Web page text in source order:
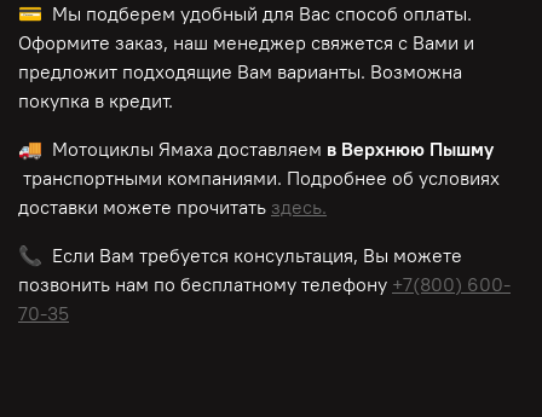
💳 Мы подберем удобный для Вас способ оплаты.
Оформите заказ, наш менеджер свяжется с Вами и
предложит подходящие Вам варианты. Возможна
покупка в кредит.
🚚 Мотоциклы Ямаха доставляем в Верхнюю Пышму
транспортными компаниями. Подробнее об условиях
доставки можете прочитать здесь.
📞 Если Вам требуется консультация, Вы можете
позвонить нам по бесплатному телефону +7(800) 600-
70-35